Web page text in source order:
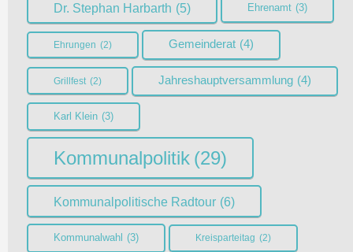
Dr. Stephan Harbarth (5) Ehrenamt (3)
Ehrungen (2) Gemeinderat (4)
Grillfest (2) Jahreshauptversammlung (4)
Karl Klein (3)
Kommunalpolitik (29)
Kommunalpolitische Radtour (6)
Kommunalwahl (3) Kreisparteitag (2)